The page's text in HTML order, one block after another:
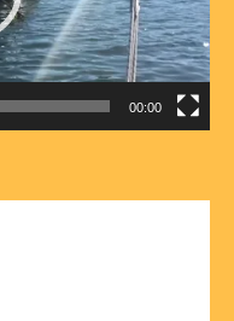
00:00